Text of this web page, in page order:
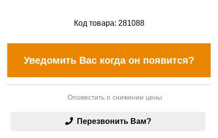
Код товара: 281088
Уведомить Вас когда он появится?
Оповестить о снижении цены
Перезвонить Вам?